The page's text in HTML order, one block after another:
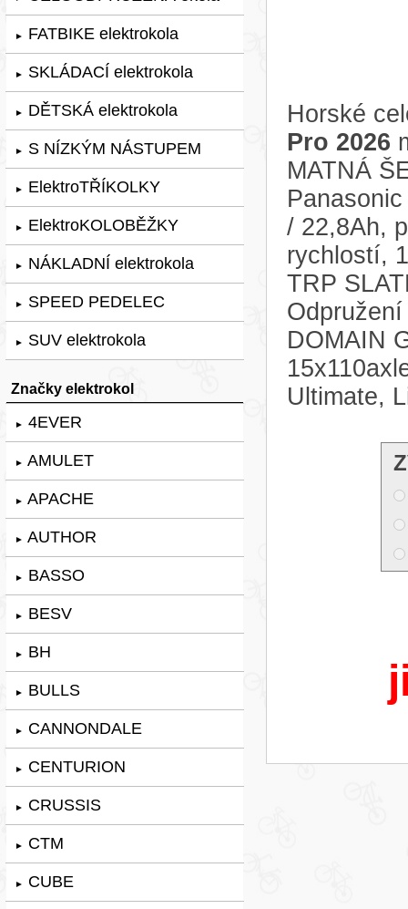
► FATBIKE elektrokola
► SKLÁDACÍ elektrokola
► DĚTSKÁ elektrokola
► S NÍZKÝM NÁSTUPEM
► ElektroTŘÍKOLKY
► ElektroKOLOBĚŽKY
► NÁKLADNÍ elektrokola
► SPEED PEDELEC
► SUV elektrokola
Značky elektrokol
► 4EVER
► AMULET
► APACHE
► AUTHOR
► BASSO
► BESV
► BH
► BULLS
► CANNONDALE
► CENTURION
► CRUSSIS
► CTM
► CUBE
Horské
Pro 2026
MATNÁ
/ 22,8Ah,
rychlostí,
TRP
DOMAIN
Ultimate,